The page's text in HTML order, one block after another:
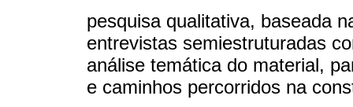
pesquisa qualitativa, baseada
entrevistas semiestruturadas
análise temática do material,
e caminhos percorridos na